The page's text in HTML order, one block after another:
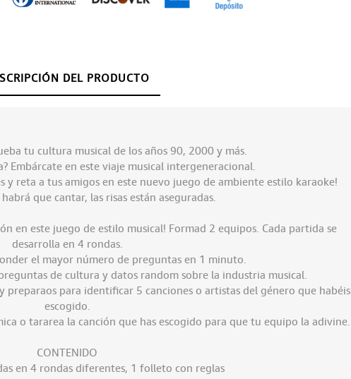
DEL PRODUCTO
tu cultura musical de los años 90, 2000 y más.
Embárcate en este viaje musical intergeneracional.
y reta a tus amigos en este nuevo juego de ambiente estilo karaoke!
que cantar, las risas están aseguradas.
en este juego de estilo musical! Formad 2 equipos. Cada partida se
desarrolla en 4 rondas.
el mayor número de preguntas en 1 minuto.
de cultura y datos random sobre la industria musical.
preparaos para identificar 5 canciones o artistas del género que habéis
escogido.
o tararea la canción que has escogido para que tu equipo la adivine.
CONTENIDO
en 4 rondas diferentes, 1 folleto con reglas